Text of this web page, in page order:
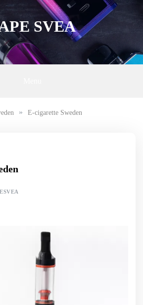
SVEA
» E-cigarette Sweden